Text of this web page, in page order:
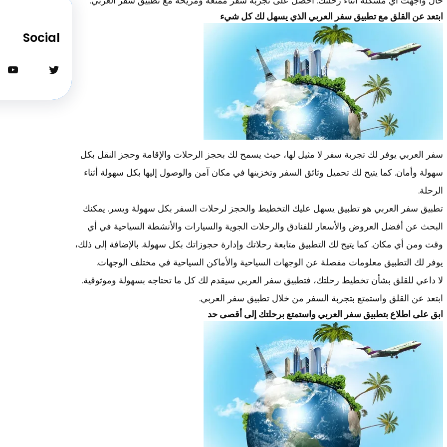
ابتعد عن القلق مع تطبيق سفر العربي الذي يسهل لك كل شيء
سفر العربي يوفر لك تجربة سفر لا مثيل لها، حيث يسمح لك بحجز الرحلات والإقامة وحجز النقل بكل
سهولة وأمان. كما يتيح لك تحميل وثائق السفر وتخزينها في مكان آمن والوصول إليها بكل سهولة أثناء
الرحلة.
تطبيق سفر العربي هو تطبيق يسهل عليك التخطيط والحجز لرحلات السفر بكل سهولة ويسر. يمكنك
البحث عن أفضل العروض والأسعار للفنادق والرحلات الجوية والسيارات والأنشطة السياحية في أي
وقت ومن أي مكان. كما يتيح لك التطبيق متابعة رحلاتك وإدارة حجوزاتك بكل سهولة. بالإضافة إلى ذلك،
يوفر لك التطبيق معلومات مفصلة عن الوجهات السياحية والأماكن السياحية في مختلف الوجهات.
لا داعي للقلق بشأن تخطيط رحلتك، فتطبيق سفر العربي سيقدم لك كل ما تحتاجه بسهولة وموثوقية.
ابتعد عن القلق واستمتع بتجربة السفر من خلال تطبيق سفر العربي.
ابق على اطلاع بتطبيق سفر العربي واستمتع برحلتك إلى أقصى حد
Social
تويتر
يوتيوب